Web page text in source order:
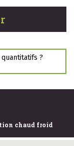
?
chaud froid